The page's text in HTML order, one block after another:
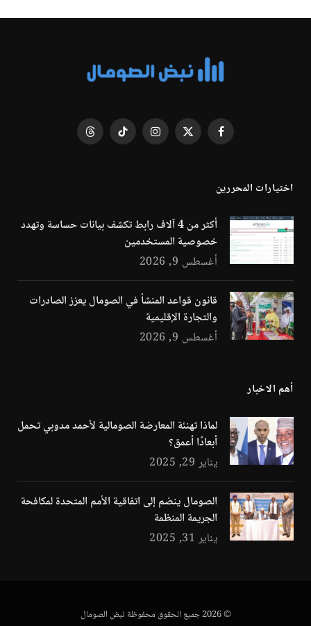
فيسبوك X
الانستغرامتيكتوك Threads
اختيارات المحررين
أكثر من 4 آلاف رابط تكشف بيانات حساسة وتهدد
خصوصية المستخدمين
أغسطس 9, 2026
قانون قواعد المنشأ في الصومال يعزز الصادرات
والتجارة الإقليمية
أغسطس 9, 2026
أهم الاخبار
لماذا تهنئة المعارضة الصومالية لأحمد مدوبي تحمل
أبعادًا أعمق؟
يناير 29, 2025
الصومال ينضم إلى اتفاقية الأمم المتحدة لمكافحة
الجريمة المنظمة
يناير 31, 2025
© 2026 جميع الحقوق محفوظة نبض الصومال